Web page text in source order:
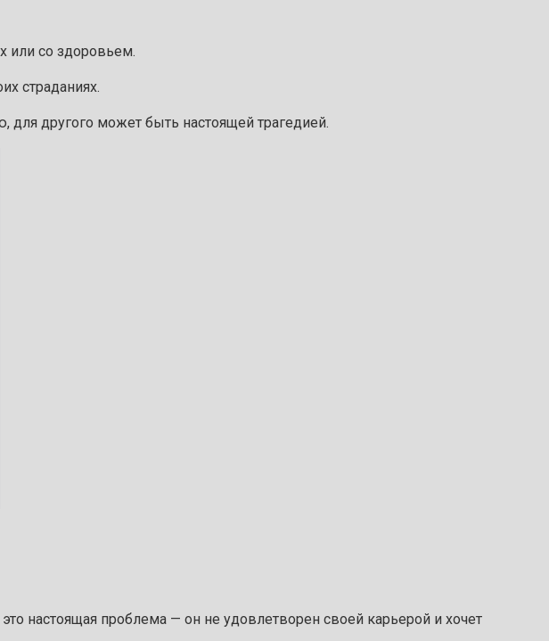
или со здоровьем.
страданиях.
для другого может быть настоящей трагедией.
настоящая проблема — он не удовлетворен своей карьерой и хочет